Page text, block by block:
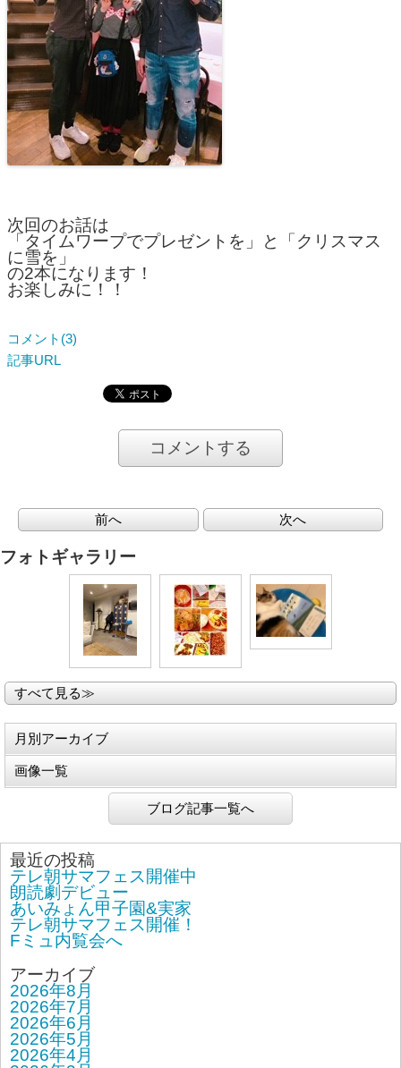
次回のお話は
「タイムワープでプレゼントを」と「クリスマス
に雪を」
の2本になります！
お楽しみに！！
コメント(3)
記事URL
コメントする
前へ 次へ
フォトギャラリー
すべて見る≫
月別アーカイブ
画像一覧
ブログ記事一覧へ
最近の投稿
テレ朝サマフェス開催中
朗読劇デビュー
あいみょん甲子園&実家
テレ朝サマフェス開催！
Fミュ内覧会へ
アーカイブ
2026年8月
2026年7月
2026年6月
2026年5月
2026年4月